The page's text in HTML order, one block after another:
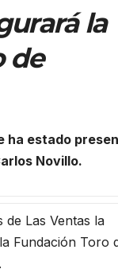
la
de
ha estado
Novillo.
de Las Ventas la
Fundación Toro